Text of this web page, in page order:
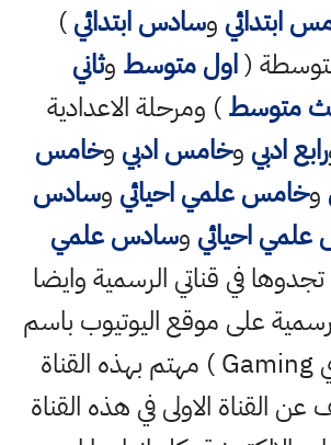
ابتدائي وسادس ابتدائي)
(اول متوسط وثاني
متوسط) ومرحلة الاعدادية
رابع ادبي وخامس ادبي وخامس
وخامس علمي احيائي وسادس
احيائي وسادس علمي
تجدوها في قناتي الرسمية وايضا
رسمية على موقع اليوتيوب باسم
( احمد مهدي Gaming ) مهتم بهذه القناة
القناة الاولى في هذه القناة